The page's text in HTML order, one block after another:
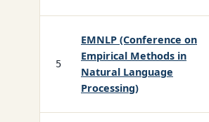
5
EMNLP (Conference on
Empirical Methods in
Natural Language
Processing)